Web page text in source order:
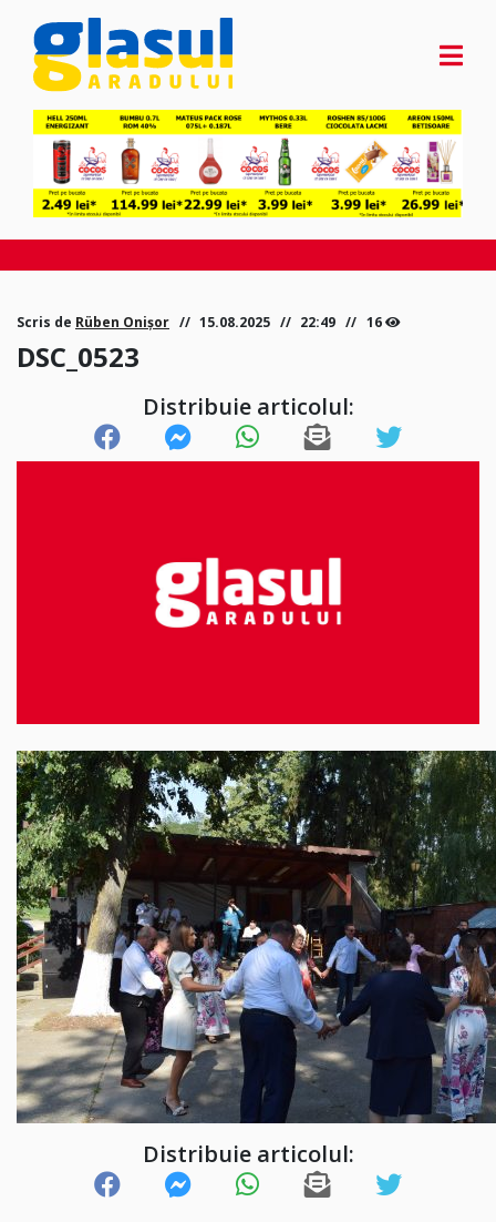
Scris de Rüben Onișor 15.08.2025 22:49 16
DSC_0523
Distribuie articolul:
Distribuie articolul: